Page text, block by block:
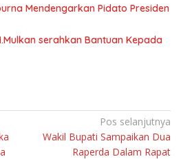
Mendengarkan Pidato Presiden
serahkan Bantuan Kepada
Pos selanjutnya
Wakil Bupati Sampaikan Dua
Raperda Dalam Rapat